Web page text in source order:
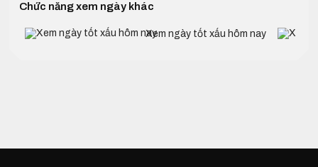
Chức năng xem ngày khác
Xem ngày tốt xấu hôm nay